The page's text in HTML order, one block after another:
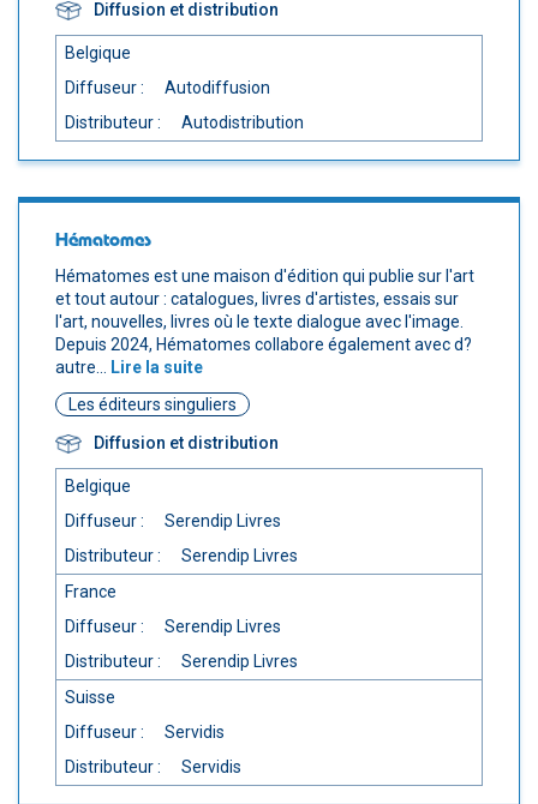
Diffusion et distribution
Belgique
Diffuseur :
Autodiffusion
Distributeur :
Autodistribution
Hématomes
Hématomes est une maison d'édition qui publie sur l'art
et tout autour : catalogues, livres d'artistes, essais sur
l'art, nouvelles, livres où le texte dialogue avec l'image.
Depuis 2024, Hématomes collabore également avec d?
autre... Lire la suite
Les éditeurs singuliers
Diffusion et distribution
Belgique
Diffuseur :
Serendip Livres
Distributeur :
Serendip Livres
France
Diffuseur :
Serendip Livres
Distributeur :
Serendip Livres
Suisse
Diffuseur :
Servidis
Distributeur :
Servidis